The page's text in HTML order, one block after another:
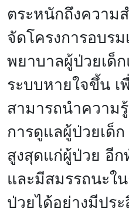
ตระหนักถึงความ
จัดโครงการอบร
พยาบาลผู้ป่วยเด็
ระบบหายใจขึ้น เ
สามารถนำความ
การดูแลผู้ป่วยเด็
สูงสุดแก่ผู้ป่วย อีก
และมีสมรรถนะใ
ป่วยได้อย่างมีปร